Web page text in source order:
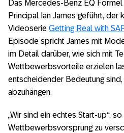
Das Mercedes-Benz EQ
Principal Ian James geführt, der
Videoserie Getting Real with
Episode spricht James mit
im Detail darüber, wie sich mit
Wettbewerbsvorteile erzielen
entscheidender Bedeutung
abzuhängen.
„Wir sind ein echtes Start-up“,
Wettbewerbsvorsprung zu